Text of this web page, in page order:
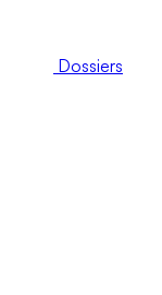
Dossiers